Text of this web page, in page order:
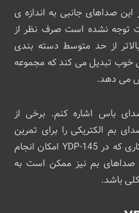
صداهای جانبی به اندازه ی
توجه نشده است صرف نظر از
از حد متوسط دسته بندی
خوب تبدیل می کند که مجموعه
باس اشاره کنم. برخی از
بم الکتریکی را برای تمرین
تقسیم دست چپ بخواهند، کاری که در YDP-145 امکان انجام
بم نیز ممکن است به